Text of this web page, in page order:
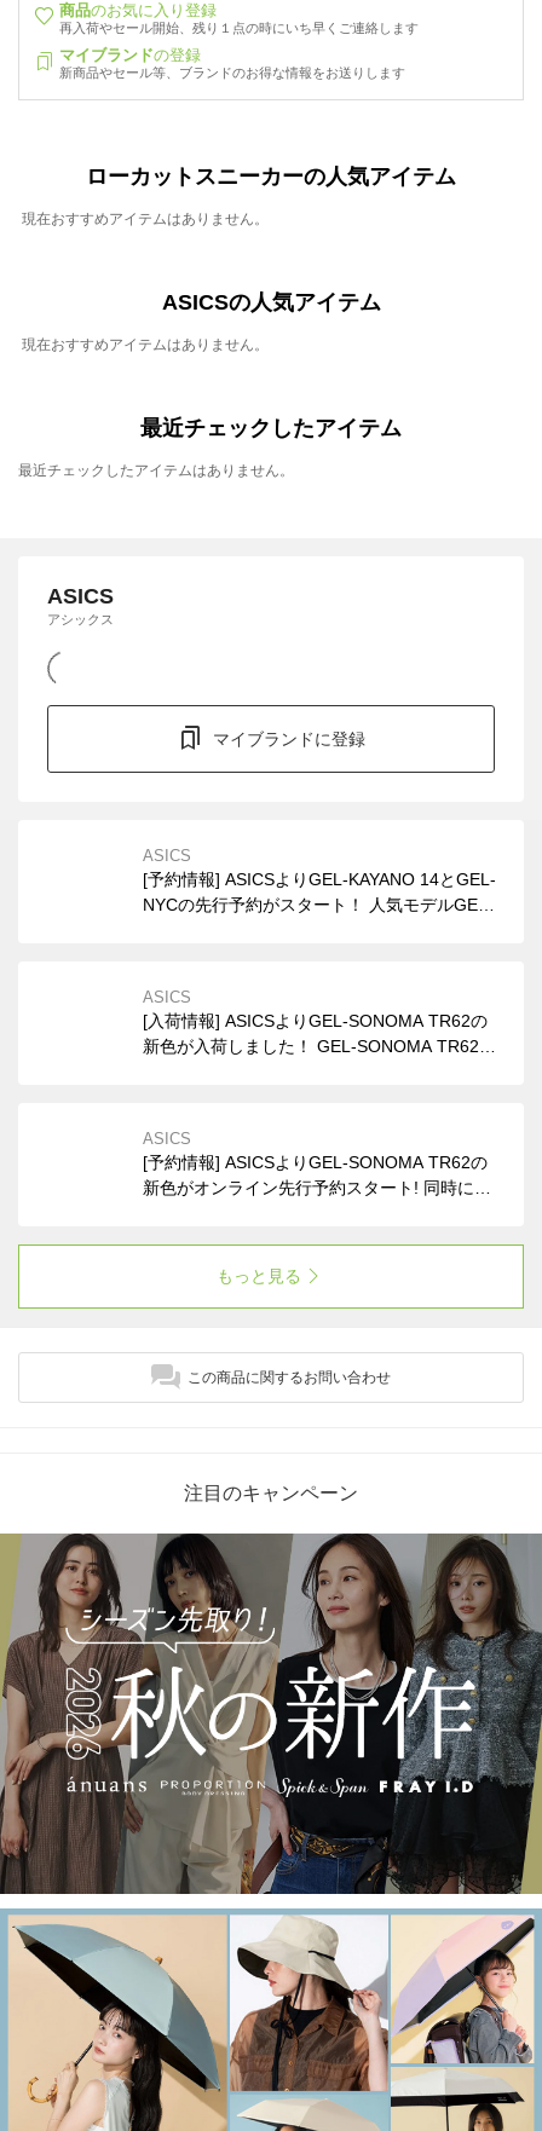
商品のお気に入り登録
再入荷やセール開始、残り１点の時にいち早くご連絡します
マイブランドの登録
新商品やセール等、ブランドのお得な情報をお送りします
ローカットスニーカーの人気アイテム
現在おすすめアイテムはありません。
ASICSの人気アイテム
現在おすすめアイテムはありません。
最近チェックしたアイテム
最近チェックしたアイテムはありません。
ASICS
アシックス
マイブランドに登録
ASICS
[予約情報] ASICSよりGEL-KAYANO 14とGEL-
NYCの先行予約がスタート！ 人気モデルGEL-
ASICS
[入荷情報] ASICSよりGEL-SONOMA TR62の
新色が入荷しました！ GEL-SONOMA TR62の
ASICS
[予約情報] ASICSよりGEL-SONOMA TR62の
新色がオンライン先行予約スタート! 同時にGE
もっと見る
この商品に関するお問い合わせ
注目のキャンペーン